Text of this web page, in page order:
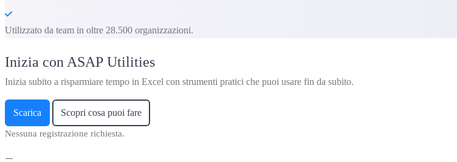
Utilizzato da team in oltre 28.500 organizzazioni.
Inizia con ASAP Utilities
Inizia subito a risparmiare tempo in Excel con strumenti pratici che puoi usare fin da subito.
Scarica Scopri cosa puoi fare
Nessuna registrazione richiesta.